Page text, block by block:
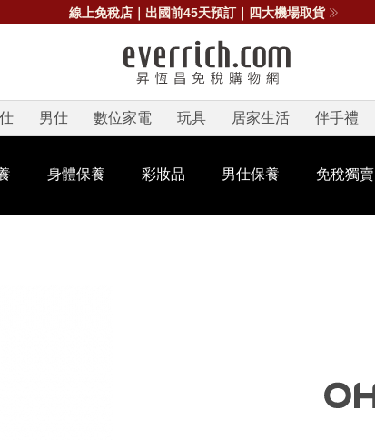
線上免稅店｜出國前45天預訂｜四大機場取貨
男仕 數位家電 玩具 居家生活 伴手禮
身體保養 彩妝品 男仕保養 免稅獨賣